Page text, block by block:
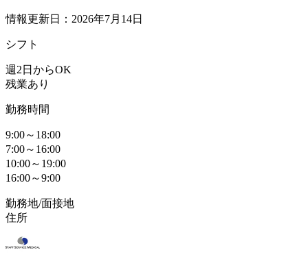
情報更新日：2026年7月14日
シフト
週2日からOK
残業あり
勤務時間
9:00～18:00
7:00～16:00
10:00～19:00
16:00～9:00
勤務地/面接地
住所